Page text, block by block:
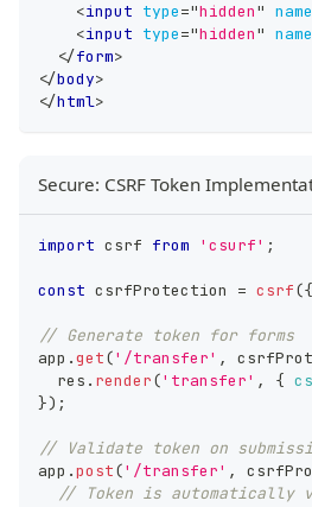
<input type="hidden" name
<input type="hidden" name
</form>
</body>
</html>
Secure: CSRF Token
import csrf from 'csurf' ;
const csrfProtection = csrf({
// Generate token for forms
app .get('/transfer' ,
  res
. render('transfer' , {
}) ;
// Validate token on
app .post('/transfer' ,
// Token is automatically